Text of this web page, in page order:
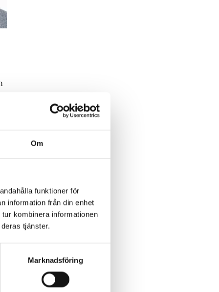
Om
funktioner för
information från din enhet
kombinera informationen
tjänster.
Marknadsföring